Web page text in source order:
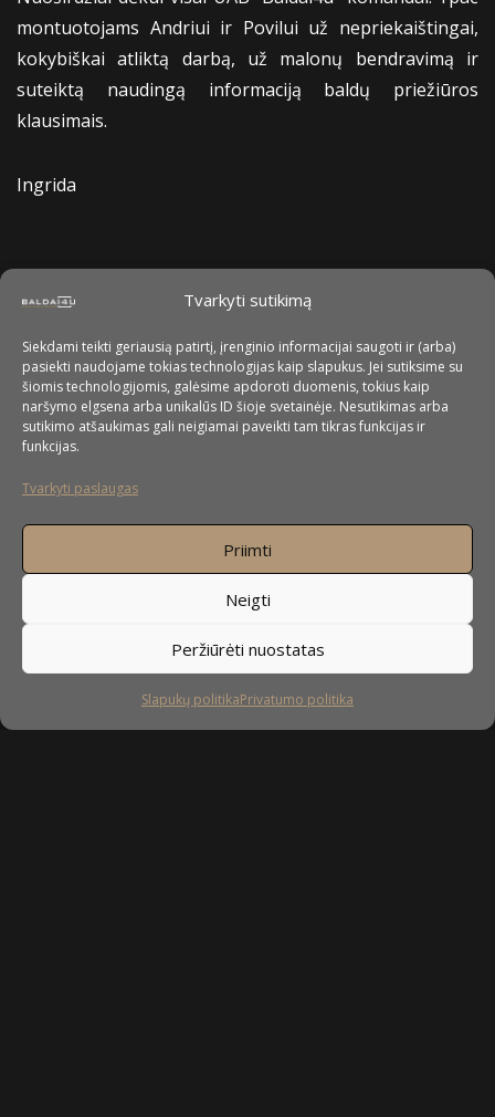
Tvarkyti sutikimą
Siekdami teikti geriausią patirtį, įrenginio informacijai saugoti ir (arba)
pasiekti naudojame tokias technologijas kaip slapukus. Jei sutiksime su
šiomis technologijomis, galėsime apdoroti duomenis, tokius kaip
naršymo elgsena arba unikalūs ID šioje svetainėje. Nesutikimas arba
sutikimo atšaukimas gali neigiamai paveikti tam tikras funkcijas ir
funkcijas.
Tvarkyti paslaugas
Priimti
Neigti
Peržiūrėti nuostatas
Slapukų politikaPrivatumo politika
montuotojams Andriui ir Povilui už nepriekaištingai,
kokybiškai atliktą darbą, už malonų bendravimą ir
suteiktą naudingą informaciją baldų priežiūros
klausimais.
Ingrida
Sekite mus